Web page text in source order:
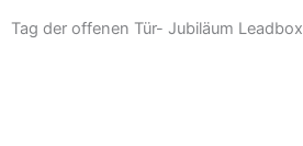
Tag der offenen Tür- Jubiläum Leadbox